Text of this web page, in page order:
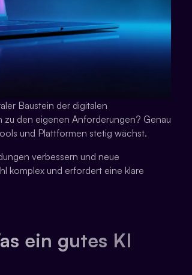
Baustein der digitalen
den eigenen Anforderungen? Genau
und Plattformen stetig wächst.
verbessern und neue
komplex und erfordert eine klare
ein gutes KI